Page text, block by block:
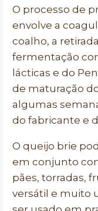
O processo de
envolve a
coalho, a
fermentação
lácticas e do
de maturação
algumas
do fabricante e
O queijo brie
em conjunto
pães, torradas,
versátil e muito